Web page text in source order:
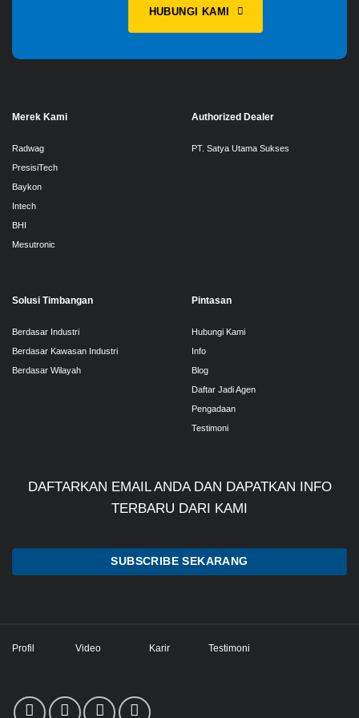
HUBUNGI KAMI
Merek Kami
Radwag
PresisiTech
Baykon
Intech
BHI
Mesutronic
Authorized Dealer
PT. Satya Utama Sukses
Solusi Timbangan
Berdasar Industri
Berdasar Kawasan Industri
Berdasar Wilayah
Pintasan
Hubungi Kami
Info
Blog
Daftar Jadi Agen
Pengadaan
Testimoni
DAFTARKAN EMAIL ANDA DAN DAPATKAN INFO
TERBARU DARI KAMI
SUBSCRIBE SEKARANG
Profil Video Karir Testimoni